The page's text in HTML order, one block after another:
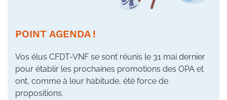
POINT AGENDA !
Vos élus CFDT-VNF se sont réunis le 31 mai dernier
pour établir les prochaines promotions des OPA et
ont, comme à leur habitude, été force de
propositions.